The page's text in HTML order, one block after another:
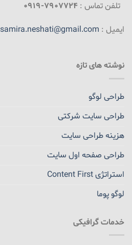
تلفن تماس : ۷۹۰۷۷۲۴-۰۹۱۹
ایمیل : samira.neshati@gmail.com
نوشته های تازه
طراحی لوگو
طراحی سایت شرکتی
هزینه طراحی سایت
طراحی صفحه اول سایت
استراتژی Content First
لوگو پوما
خدمات گرافیکی